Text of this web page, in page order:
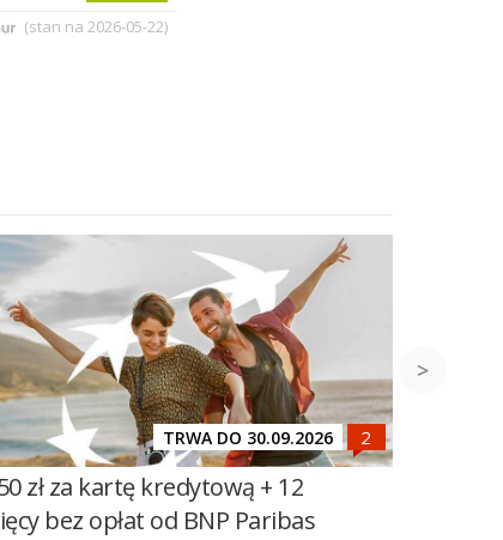
TRWA DO 30.09.2026
zł za kartę kredytową + 12
bez opłat od BNP Paribas